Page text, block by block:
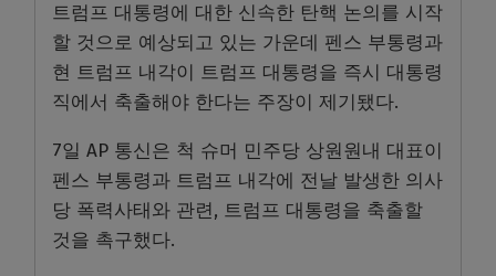
트럼프 대통령에 대한 신속한 탄핵 논의를 시작
할 것으로 예상되고 있는 가운데 펜스 부통령과
현 트럼프 내각이 트럼프 대통령을 즉시 대통령
직에서 축출해야 한다는 주장이 제기됐다.
7일 AP 통신은 척 슈머 민주당 상원원내 대표이
펜스 부통령과 트럼프 내각에 전날 발생한 의사
당 폭력사태와 관련, 트럼프 대통령을 축출할
것을 촉구했다.